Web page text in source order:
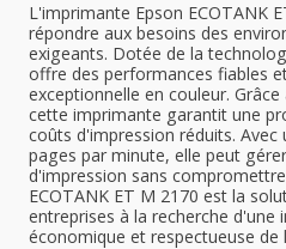
L'imprimante Epson ECOTANK
répondre aux besoins des
exigeants. Dotée de la
offre des performances fiables
exceptionnelle en couleur.
cette imprimante garantit une
coûts d'impression réduits. Avec
pages par minute, elle peut
d'impression sans
ECOTANK ET M 2170 est la
entreprises à la recherche d'une
économique et respectueuse de